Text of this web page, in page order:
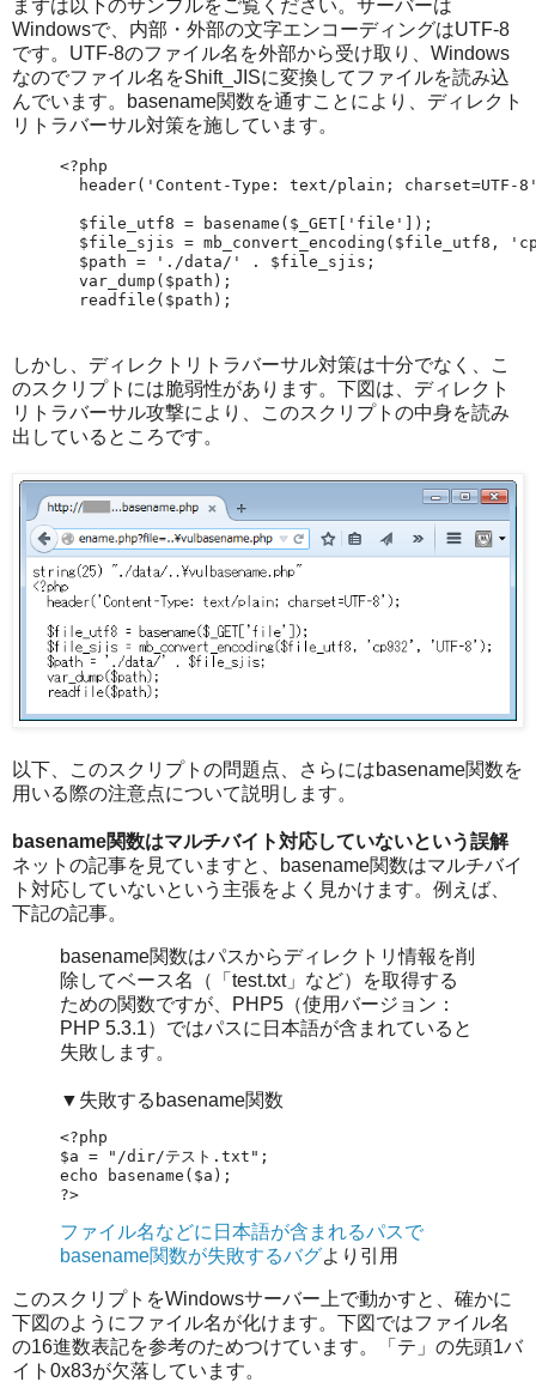
まずは以下のサンプルをご覧ください。サーバーは
Windowsで、内部・外部の文字エンコーディングはUTF-8
です。UTF-8のファイル名を外部から受け取り、Windows
なのでファイル名をShift_JISに変換してファイルを読み込
んでいます。basename関数を通すことにより、ディレクト
リトラバーサル対策を施しています。
<?php
header('Content-Type: text/plain; charset=UTF-
  $file_utf8 = basename($_GET['file']);
$file_sjis = mb_convert_encoding($file_utf8,
  $path = './data/' . $file_sjis;
  var_dump($path);
しかし、ディレクトリトラバーサル対策は十分でなく、こ
のスクリプトには脆弱性があります。下図は、ディレクト
リトラバーサル攻撃により、このスクリプトの中身を読み
出しているところです。
以下、このスクリプトの問題点、さらにはbasename関数を
用いる際の注意点について説明します。
basename関数はマルチバイト対応していないという誤解
ネットの記事を見ていますと、basename関数はマルチバイ
ト対応していないという主張をよく見かけます。例えば、
下記の記事。
basename関数はパスからディレクトリ情報を削
除してベース名（「test.txt」など）を取得する
ための関数ですが、PHP5（使用バージョン：
PHP 5.3.1）ではパスに日本語が含まれていると
失敗します。
▼失敗するbasename関数
<?php
$a = "/dir/テスト.txt";
echo basename($a);
?>
ファイル名などに日本語が含まれるパスで
basename関数が失敗するバグより引用
このスクリプトをWindowsサーバー上で動かすと、確かに
下図のようにファイル名が化けます。下図ではファイル名
の16進数表記を参考のためつけています。「テ」の先頭1バ
イト0x83が欠落しています。